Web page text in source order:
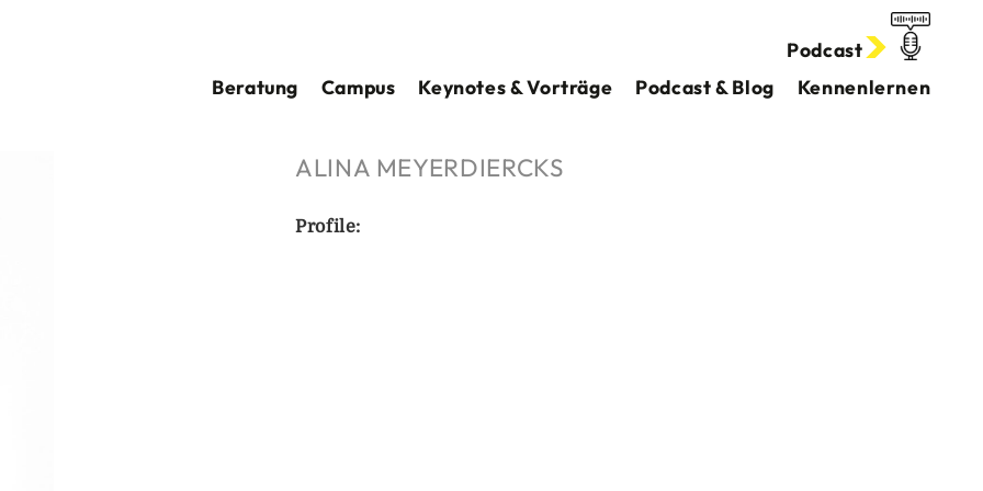
Podcast
Beratung
Campus Keynotes & Vorträge Podcast & Blog Kennenlernen
ALINA MEYERDIERCKS
Profile: